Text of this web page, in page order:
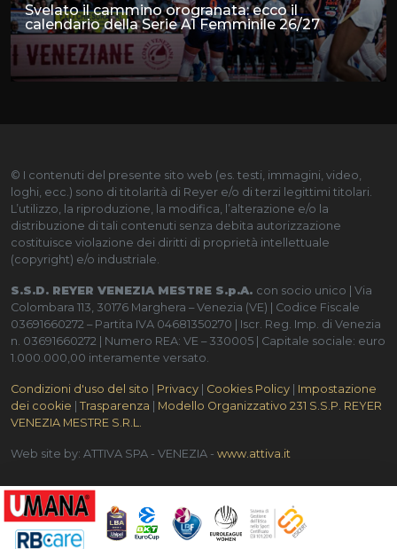
Svelato il cammino orogranata: ecco il
calendario della Serie A1 Femminile 26/27
© I contenuti del presente sito web (es. testi, immagini, video,
loghi, ecc.) sono di titolarità di Reyer e/o di terzi legittimi titolari.
L’utilizzo, la riproduzione, la modifica, l’alterazione e/o la
distribuzione di tali contenuti senza debita autorizzazione
costituisce violazione dei diritti di proprietà intellettuale
(copyright) e/o industriale.
S.S.D. REYER VENEZIA MESTRE S.p.A. con socio unico | Via
Colombara 113, 30176 Marghera – Venezia (VE) | Codice Fiscale
03691660272 – Partita IVA 04681350270 | Iscr. Reg. Imp. di Venezia
n. 03691660272 | Numero REA: VE – 330005 | Capitale sociale: euro
1.000.000,00 interamente versato.
Condizioni d'uso del sito Privacy Cookies Policy
Impostazione
dei cookie
Trasparenza
Modello Organizzativo 231 S.S.P. REYER
VENEZIA MESTRE S.R.L.
Web site by: ATTIVA SPA - VENEZIA - www.attiva.it